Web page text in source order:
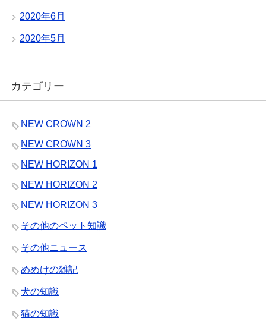
2020年6月
2020年5月
カテゴリー
NEW CROWN 2
NEW CROWN 3
NEW HORIZON 1
NEW HORIZON 2
NEW HORIZON 3
その他のペット知識
その他ニュース
めめけの雑記
犬の知識
猫の知識